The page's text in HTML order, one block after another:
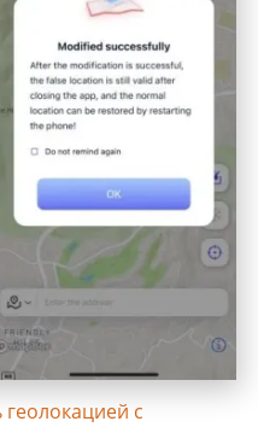
с